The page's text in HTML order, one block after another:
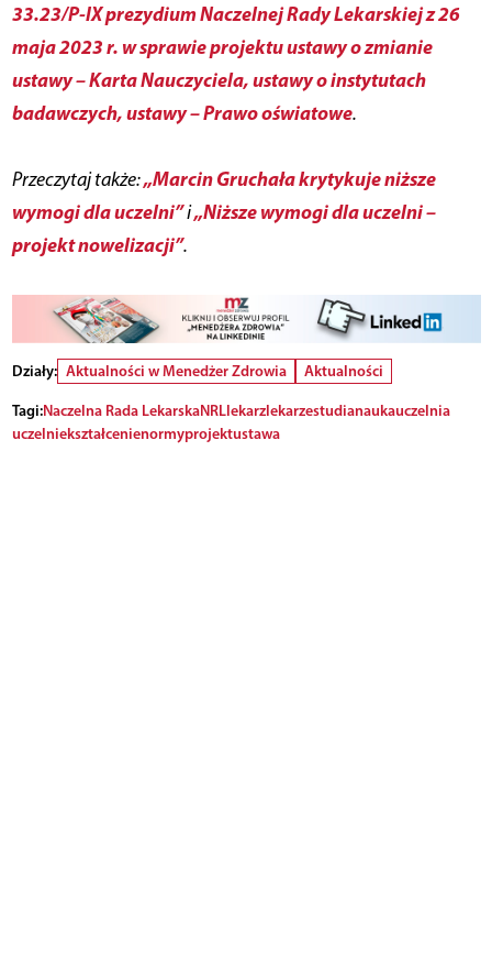
33.23/P-IX prezydium Naczelnej Rady Lekarskiej z 26
maja 2023 r. w sprawie projektu ustawy o zmianie
ustawy – Karta Nauczyciela, ustawy o instytutach
badawczych, ustawy – Prawo oświatowe.
Przeczytaj także:„Marcin Gruchała krytykuje niższe
wymogi dla uczelni”i„Niższe wymogi dla uczelni –
projekt nowelizacji”.
Działy: Aktualności w Menedżer Zdrowia
Aktualności
Tagi:Naczelna Rada LekarskaNRLlekarzlekarzestudianaukauczelnia
uczelniekształcenienormyprojektustawa